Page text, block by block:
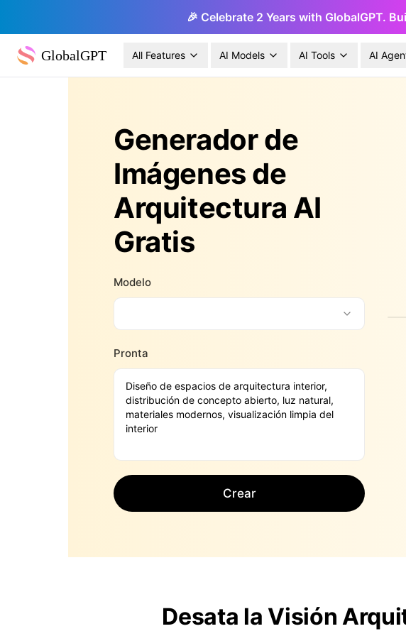
🎉 Celebrate 2 Years with GlobalGPT.
GlobalGPT All Features AI Models AI Tools AI
Generador de
Imágenes de
Arquitectura AI
Gratis
Modelo
Pronta
Crear
Desata la Visión